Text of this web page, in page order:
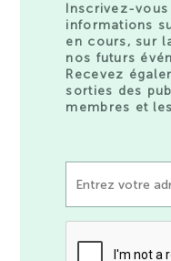
Inscrivez-
informations
en cours, sur
nos futurs
Recevez
sorties des
membres et